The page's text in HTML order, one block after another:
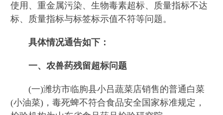
使用、重金属污染、生物毒素超标、质量指标不达
标、质量指标与标签标示值不符等问题。
具体情况通告如下：
一、农兽药残留超标问题
(一)潍坊市临朐县小吕蔬菜店销售的普通白菜
(小油菜)，毒死蜱不符合食品安全国家标准规定，